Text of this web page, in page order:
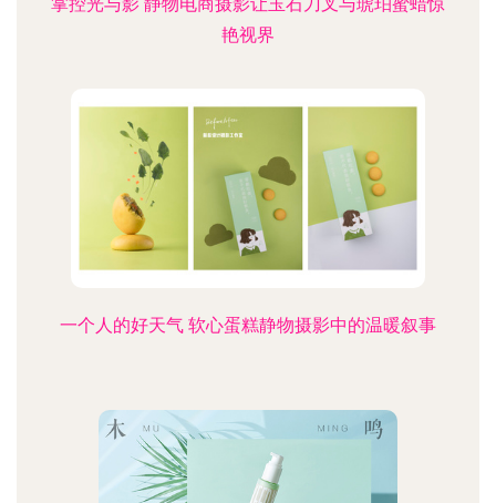
艳视界
一个人的好天气 软心蛋糕静物摄影中的温暖叙事